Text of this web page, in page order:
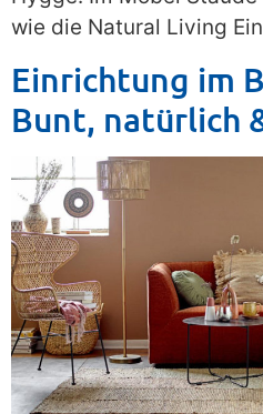
wie die Natural Living
Einrichtung im
Bunt, natürlich